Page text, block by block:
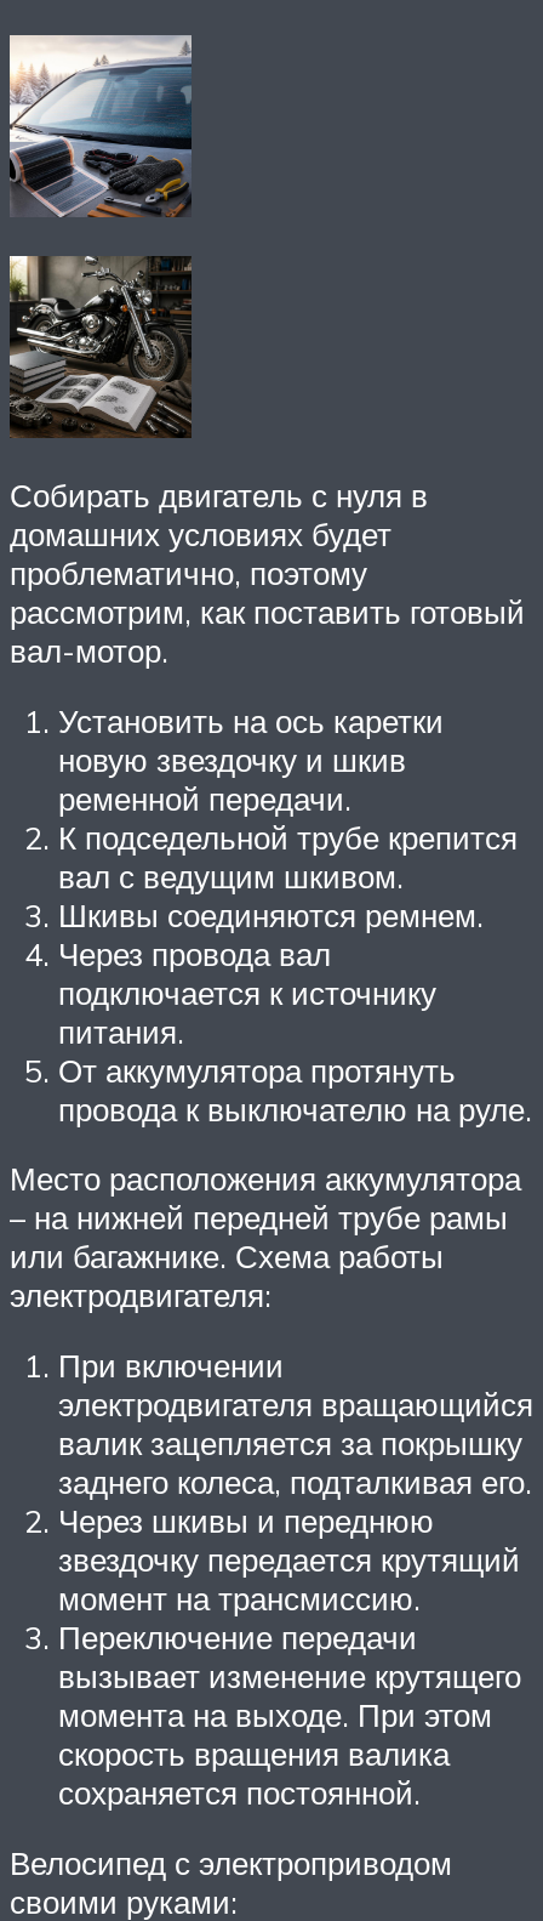
Собирать двигатель с нуля в
домашних условиях будет
проблематично, поэтому
рассмотрим, как поставить готовый
вал-мотор.
Установить на ось каретки
новую звездочку и шкив
ременной передачи.
К подседельной трубе крепится
вал с ведущим шкивом.
Шкивы соединяются ремнем.
Через провода вал
подключается к источнику
питания.
От аккумулятора протянуть
провода к выключателю на руле.
Место расположения аккумулятора
– на нижней передней трубе рамы
или багажнике. Схема работы
электродвигателя:
При включении
электродвигателя вращающийся
валик зацепляется за покрышку
заднего колеса, подталкивая его.
Через шкивы и переднюю
звездочку передается крутящий
момент на трансмиссию.
Переключение передачи
вызывает изменение крутящего
момента на выходе. При этом
скорость вращения валика
сохраняется постоянной.
Велосипед с электроприводом
своими руками: